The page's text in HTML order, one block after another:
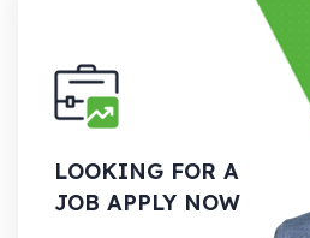
LOOKING FOR A
JOB APPLY NOW